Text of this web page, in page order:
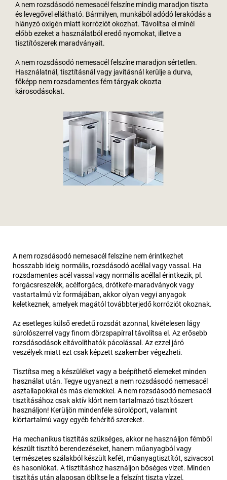
A nem rozsdásodó nemesacél felszíne mindig maradjon tiszta
és levegővel ellátható. Bármilyen, munkából adódó lerakódás a
hiányzó oxigén miatt korróziót okozhat. Távolítsa el minél
előbb ezeket a használatból eredő nyomokat, illetve a
tisztítószerek maradványait.
A nem rozsdásodó nemesacél felszíne maradjon sértetlen.
Használatnál, tisztításnál vagy javításnál kerülje a durva,
főképp nem rozsdamentes fém tárgyak okozta
károsodásokat.
A nem rozsdásodó nemesacél felszíne nem érintkezhet
hosszabb ideig normális, rozsdásodó acéllal vagy vassal. Ha
rozsdamentes acél vassal vagy normális acéllal érintkezik, pl.
forgácsreszelék, acélforgács, drótkefe-maradványok vagy
vastartalmú víz formájában, akkor olyan vegyi anyagok
keletkeznek, amelyek magától továbbterjedő korróziót okoznak.
Az esetleges külső eredetű rozsdát azonnal, kivételesen lágy
súrolószerrel vagy finom dörzspapírral távolítsa el. Az erősebb
rozsdásodások eltávolíthatók pácolással. Az ezzel járó
veszélyek miatt ezt csak képzett szakember végezheti.
Tisztítsa meg a készüléket vagy a beépíthető elemeket minden
használat után. Tegye ugyanezt a nem rozsdásodó nemesacél
asztallapokkal és más elemekkel. A nem rozsdásodó nemesacél
tisztításához csak aktív klórt nem tartalmazó tisztítószert
használjon! Kerüljön mindenféle súrolóport, valamint
klórtartalmú vagy egyéb fehérítő szereket.
Ha mechanikus tisztítás szükséges, akkor ne használjon fémből
készült tisztító berendezéseket, hanem műanyagból vagy
természetes szálakból készült kefét, műanyagtisztítót, szivacsot
és hasonlókat. A tisztításhoz használjon bőséges vizet. Minden
tisztítás után alaposan öblítse le a felszínt tiszta vízzel.